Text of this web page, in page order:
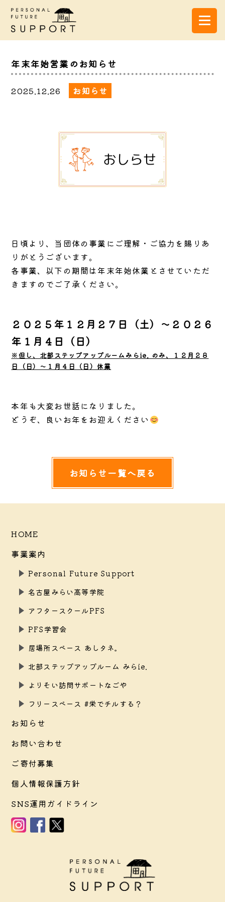
年末年始営業のお知らせ
2025.12.26 お知らせ
日頃より、当団体の事業にご理解・ご協力を賜りあ
りがとうございます。
各事業、以下の期間は年末年始休業とさせていただ
きますのでご了承ください。
２０２５年１２月２７日（土）～２０２６
年１月４日（日）
※但し、北部ステップアップルームみらie. のみ、１２月２８
日（日）～１月４日（日）休業
本年も大変お世話になりました。
どうぞ、良いお年をお迎えください
お知らせ一覧へ戻る
HOME
事業案内
Personal Future Support
名古屋みらい高等学院
アフタースクールPFS
PFS学習会
居場所スペース あしタネ。
北部ステップアップルーム みらie.
よりそい訪問サポートなごや
フリースペース #栄でチルする？
お知らせ
お問い合わせ
ご寄付募集
個人情報保護方針
SNS運用ガイドライン